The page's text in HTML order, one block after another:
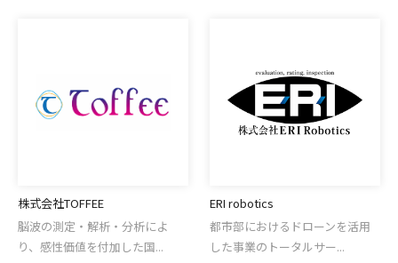
株式会社TOFFEE
脳波の測定・解析・分析によ
り、感性価値を付加した国...
ERI robotics
都市部におけるドローンを活用
した事業のトータルサー...